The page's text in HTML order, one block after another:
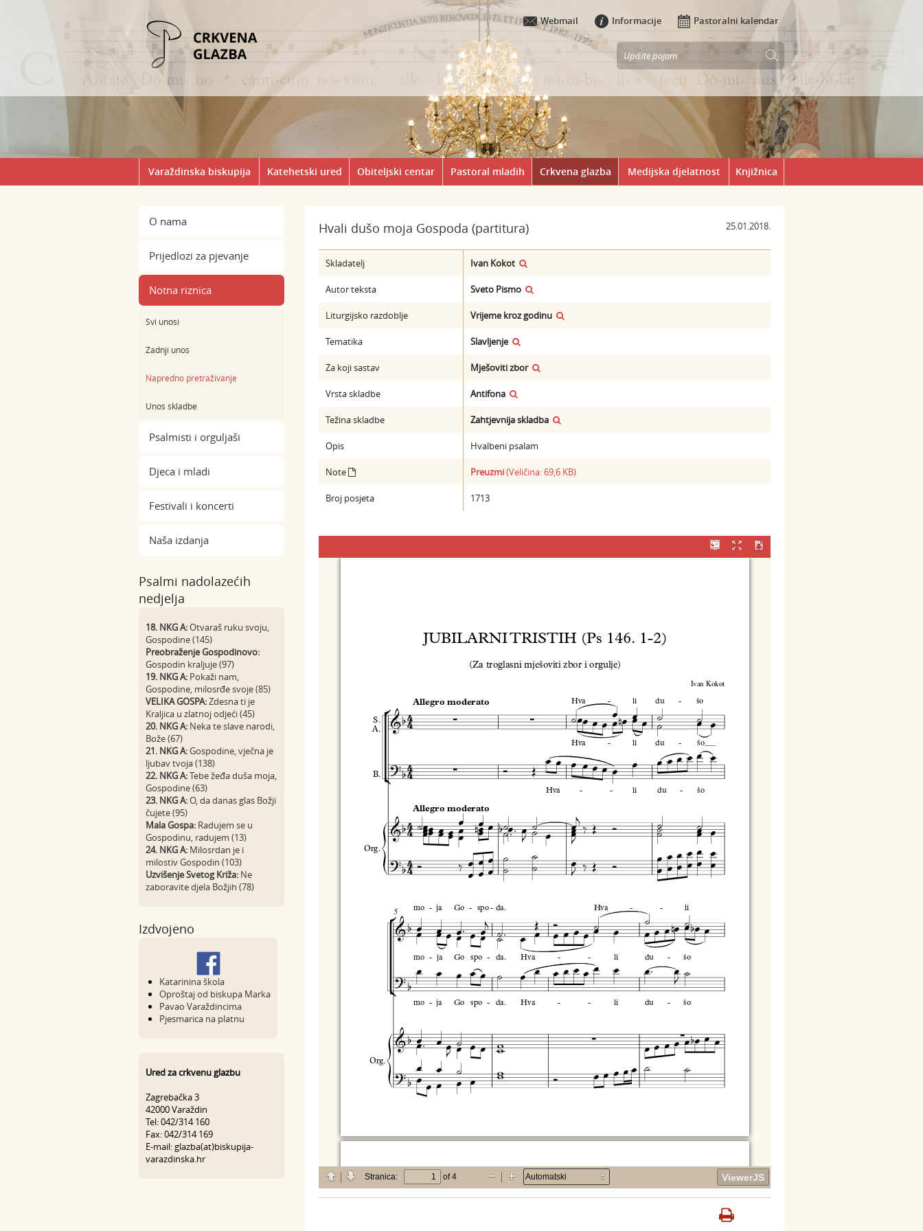
Webmail Informacije Pastoralni kalendar
Varaždinska biskupija Katehetski ured Obiteljski centar Pastoral mladih Crkvena glazba Medijska djelatnost Knjižnica
O nama
Prijedlozi za pjevanje
Notna riznica
Svi unosi
Zadnji unos
Napredno pretraživanje
Unos skladbe
Psalmisti i orguljaši
Djeca i mladi
Festivali i koncerti
Naša izdanja
Psalmi nadolazećih
nedjelja
18. NKG A:Otvaraš ruku svoju,
Gospodine (145)
Preobraženje Gospodinovo:
Gospodin kraljuje (97)
19. NKG A: Pokaži nam,
Gospodine, milosrđe svoje (85)
VELIKA GOSPA:Zdesna ti je
Kraljica u zlatnoj odjeći (45)
20. NKG A: Neka te slave narodi,
Bože (67)
21. NKG A:Gospodine, vječna je
ljubav tvoja (138)
22. NKG A:Tebe žeđa duša moja,
Gospodine (63)
23. NKG A:O, da danas glas Božji
čujete (95)
Mala Gospa: Radujem se u
Gospodinu, radujem (13)
24. NKG A: Milosrdan je i
milostiv Gospodin (103)
Uzvišenje Svetog Križa: Ne
zaboravite djela Božjih (78)
Izdvojeno
Katarinina škola
Oproštaj od biskupa Marka
Pavao Varaždincima
Pjesmarica na platnu
Ured za crkvenu glazbu
Zagrebačka 3
42000 Varaždin
Tel: 042/314 160
Fax: 042/314 169
E-mail: glazba(at)biskupija-
varazdinska.hr
Hvali dušo moja Gospoda (partitura) 25.01.2018.
Skladatelj Ivan Kokot
Autor teksta Sveto Pismo
Liturgijsko razdoblje Vrijeme kroz godinu
Tematika Slavljenje
Za koji sastav Mješoviti zbor
Vrsta skladbe Antifona
Težina skladbe Zahtjevnija skladba
Opis Hvalbeni psalam
Note Preuzmi(Veličina: 69,6 KB)
Broj posjeta 1713